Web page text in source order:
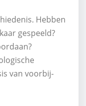
Hebben
gespeeld?
van voorbij-